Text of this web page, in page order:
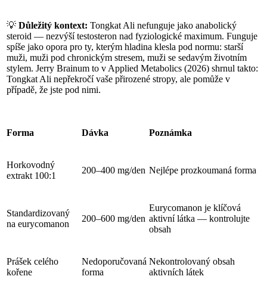
💡 Důležitý kontext: Tongkat Ali nefunguje jako anabolický
steroid — nezvýší testosteron nad fyziologické maximum. Funguje
spíše jako opora pro ty, kterým hladina klesla pod normu: starší
muži, muži pod chronickým stresem, muži se sedavým životním
stylem. Jerry Brainum to v Applied Metabolics (2026) shrnul takto:
Tongkat Ali nepřekročí vaše přirozené stropy, ale pomůže v
případě, že jste pod nimi.
Forma Dávka Poznámka
Horkovodný
extrakt 100:1
200–400 mg/den Nejlépe prozkoumaná forma
Standardizovaný
na eurycomanon
200–600 mg/den
Eurycomanon je klíčová
aktivní látka — kontrolujte
obsah
Prášek celého
kořene
Nedoporučovaná
forma
Nekontrolovaný obsah
aktivních látek